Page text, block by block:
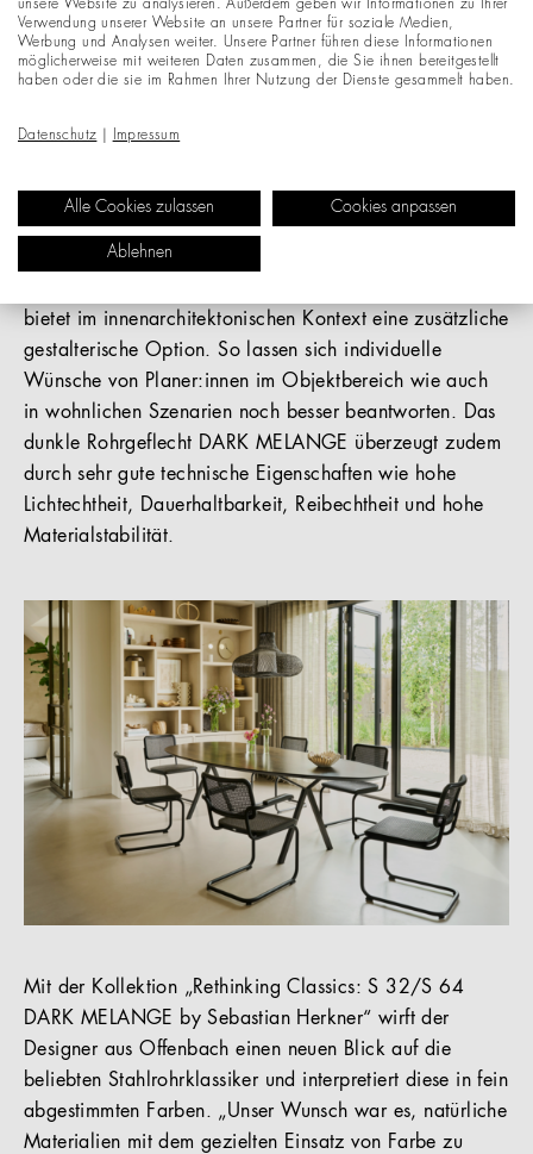
Das dunkle Rohrgeflecht DARK MELANGE changiert
effektvoll zwischen sattem Schwarz, dunklem
natürlich reaktiven Färbeprozess kommt es zu leichten
Material seinen besonders individuellen Ausdruck
verleihen. Die Schönheit des Naturprodukts und seine
Beschaffenheit werden auf diese Weise besonders
bietet im innenarchitektonischen Kontext eine zusätzliche
gestalterische Option. So lassen sich individuelle
Wünsche von Planer:innen im Objektbereich wie auch
in wohnlichen Szenarien noch besser beantworten. Das
dunkle Rohrgeflecht DARK MELANGE überzeugt zudem
durch sehr gute technische Eigenschaften wie hohe
Lichtechtheit, Dauerhaltbarkeit, Reibechtheit und hohe
Materialstabilität.
Mit der Kollektion „Rethinking Classics: S 32/S 64
DARK MELANGE by Sebastian Herkner“ wirft der
Designer aus Offenbach einen neuen Blick auf die
beliebten Stahlrohrklassiker und interpretiert diese in fein
abgestimmten Farben. „Unser Wunsch war es, natürliche
Materialien mit dem gezielten Einsatz von Farbe zu
unsere Website zu analysieren. Außerdem geben wir Informationen zu Ihrer
Verwendung unserer Website an unsere Partner für soziale Medien,
Werbung und Analysen weiter. Unsere Partner führen diese Informationen
möglicherweise mit weiteren Daten zusammen, die Sie ihnen bereitgestellt
haben oder die sie im Rahmen Ihrer Nutzung der Dienste gesammelt haben.
Datenschutz Impressum
Alle Cookies zulassen Cookies anpassen
Ablehnen